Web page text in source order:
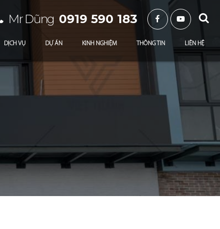
Mr Dũng 0919 590 183
DỊCH VỤ DỰ ÁN KINH NGHIỆM THÔNG TIN LIÊN HỆ